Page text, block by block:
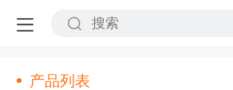
产品列表